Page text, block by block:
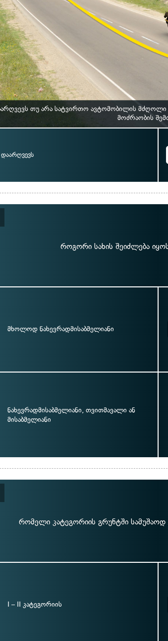
თუ არა სატვირთო ავტომობილის მძღოლი
მოძრაობის
დაარღვევს
როგორი სახის შეიძლება
მხოლოდ ნახევრადმისაბმელიანი
ნახევრადმისაბმელიანი, თვითმავალი ან
მისაბმელიანი
რომელი კატეგორიის გრუნტში
I – II კატეგორიის